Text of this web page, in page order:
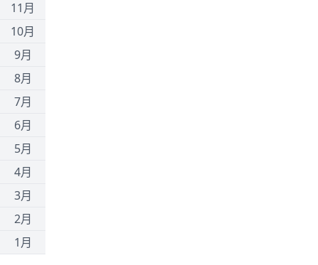
11月
10月
9月
8月
7月
6月
5月
4月
3月
2月
1月